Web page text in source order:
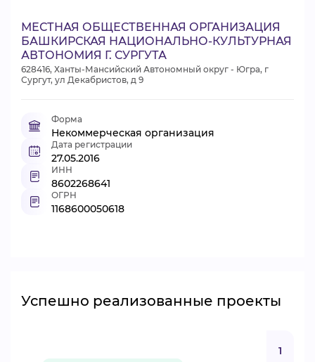
МЕСТНАЯ ОБЩЕСТВЕННАЯ ОРГАНИЗАЦИЯ
БАШКИРСКАЯ НАЦИОНАЛЬНО-КУЛЬТУРНАЯ
АВТОНОМИЯ Г. СУРГУТА
628416, Ханты-Мансийский Автономный округ - Югра, г
Сургут, ул Декабристов, д 9
Форма
Некоммерческая организация
Дата регистрации
27.05.2016
ИНН
8602268641
ОГРН
1168600050618
Успешно реализованные проекты
1